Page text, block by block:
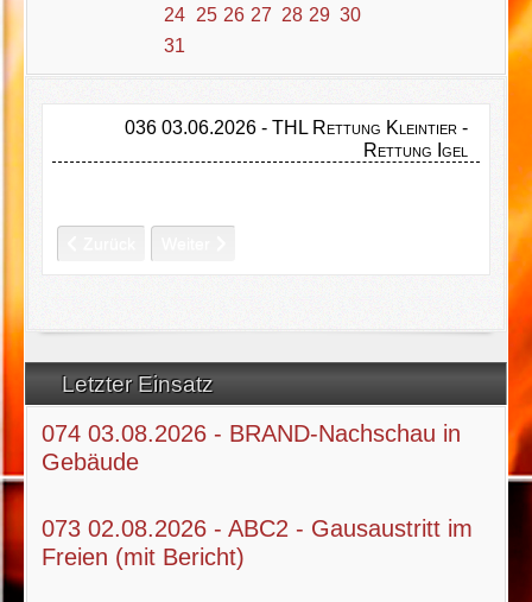
24 25 26 27 28 29 30
31
Letzter Einsatz
074 03.08.2026 - BRAND-Nachschau in
Gebäude
073 02.08.2026 - ABC2 - Gausaustritt im
Freien (mit Bericht)
036 03.06.2026 - THL Rettung Kleintier -
Rettung Igel
Vorheriger Beitrag: 037 03.06.2026 - BRAND B4 - BRAND
Nächster Beitrag: 035 29.05.2026 - THL